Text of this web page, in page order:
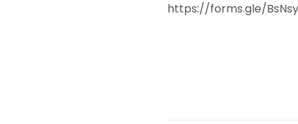
https://forms.gle/